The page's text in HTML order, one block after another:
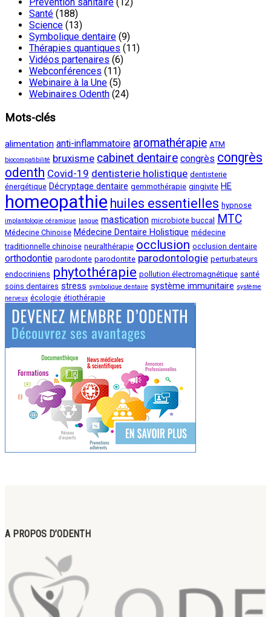
Santé (188)
Science (13)
Symbolique dentaire (9)
Thérapies quantiques (11)
Vidéos partenaires (6)
Webconférences (11)
Webinaire à la Une (5)
Webinaires Odenth (24)
Mots-clés
alimentation anti-inflammatoire aromathérapie ATM
biocompatibilité bruxisme cabinet dentaire congrès congrès
odenth Covid-19 dentisterie holistique dentisterie
énergétique Décryptage dentaire gemmothérapie gingivite HE
homeopathie huiles essentielles hypnose
implantologie céramique langue mastication microbiote buccal MTC
Médecine Chinoise Médecine Dentaire Holistique médecine
traditionnelle chinoise neuralthérapie occlusion occlusion dentaire
orthodontie parodonte parodontite parodontologie perturbateurs
endocriniens phytothérapie pollution électromagnétique santé
soins dentaires stress symbolique dentaire système immunitaire système
nerveux écologie étiothérapie
A PROPOS D’ODENTH